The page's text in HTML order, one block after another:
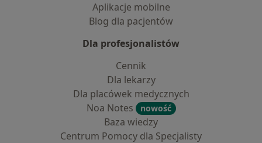
Aplikacje mobilne
Blog dla pacjentów
Dla profesjonalistów
Cennik
Dla lekarzy
Dla placówek medycznych
Noa Notes
nowość
Baza wiedzy
Centrum Pomocy dla Specjalisty